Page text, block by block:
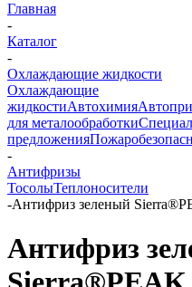
Главная
-
Каталог
-
Охлаждающие жидкости
Охлаждающие
жидкостиАвтохимия
для металообработки
предложения
-
Антифризы
ТосолыТеплоносители
-Антифриз зеленый
Антифриз